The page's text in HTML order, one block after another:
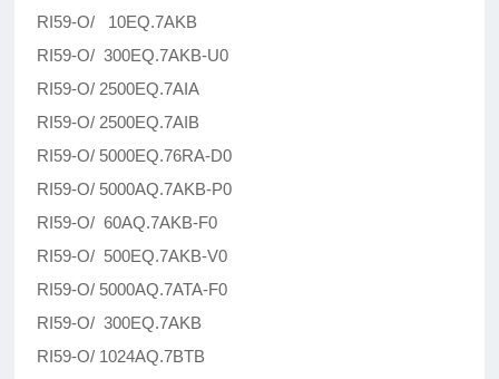
RI59-O/ 10EQ.7AKB
RI59-O/ 300EQ.7AKB-U0
RI59-O/ 2500EQ.7AIA
RI59-O/ 2500EQ.7AIB
RI59-O/ 5000EQ.76RA-D0
RI59-O/ 5000AQ.7AKB-P0
RI59-O/ 60AQ.7AKB-F0
RI59-O/ 500EQ.7AKB-V0
RI59-O/ 5000AQ.7ATA-F0
RI59-O/ 300EQ.7AKB
RI59-O/ 1024AQ.7BTB